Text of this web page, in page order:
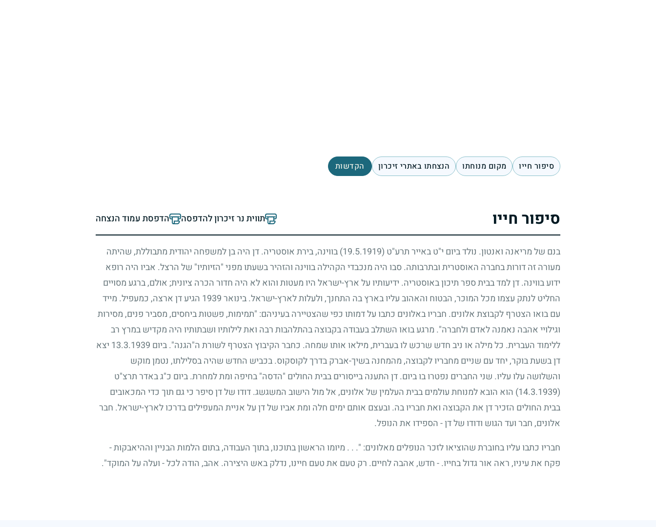
סיפור חייו מקום מנוחתו הנצחתו באתרי זיכרון הקדשות
סיפור חייו תווית נר זיכרון להדפסה הדפסת עמוד הנצחה
בנם של מריאנה ואנטון. נולד ביום י"ט באייר תרע"ט (19.5.1919)
בווינה, בירת אוסטריה. דן היה בן למשפחה יהודית מתבוללת, שהיתה
מעורה זה דורות בחברה האוסטרית ובתרבותה. סבו היה מנכבדי הקהילה בווינה והזהיר בשעתו מפני "הזיותיו" של הרצל. אביו היה רופא
ידוע בווינה. דן למד בבית ספר תיכון באוסטריה. ידיעותיו על ארץ-ישראל היו מעטות והוא לא היה חדור הכרה ציונית;אולם, ברגע מסויים
החליט לנתק עצמו מכל המוכר, הבטוח והאהוב עליו בארץ בה התחנך, ולעלות לארץ-ישראל. בינואר1939 הגיע דן ארצה, כמעפיל. מייד
עם בואו הצטרף לקבוצת אלונים. חבריו באלונים כתבו על דמותו כפי שהצטיירה בעיניהם: "תמימות, פשטות ביחסים, מסביר פנים, מסירות
וגילויי אהבה נאמנה לאדם ולחברה". מרגע בואו השתלב בעבודה בקבוצה בהתלהבות רבה ואת לילותיו ושבתותיו היה מקדיש במרץ רב
ללימוד העברית. כל מילה או ניב חדש שרכש לו בעברית, מילאו אותו שמחה. כחבר הקיבוץ הצטרף לשורת ה"הגנה". ביום 13.3.1939 יצא
דן בשעת בוקר, יחד עם שניים מחבריו לקבוצה, מהמחנה בשיך-אברק בדרך לקוסקוס. בכביש החדש שהיה בסלילתו, נטמן מוקש
והשלושה עלו עליו. שני החברים נפטרו בו ביום. דן התענה בייסורים בבית החולים "הדסה" בחיפה ומת למחרת. ביום כ"ג באדר תרצ"ט
(14.3.1939)
הוא הובא למנוחת עולמים בבית העלמין של אלונים, אל מול הישוב המשגשג. דודו של דן סיפר כי גם תוך כדי המכאובים
בבית החולים הזכיר דן את הקבוצה ואת חבריו בה. ובעצם אותם ימים חלה ומת אביו של דן על אניית המעפילים בדרכו לארץ-ישראל. חבר
אלונים, חבר ועד הגוש ודודו של דן - הספידו את הנופל.
חבריו כתבו עליו בחוברת שהוציאו לזכר הנופלים מאלונים: ". . . מיומו הראשון בתוכנו, בתוך העבודה, בתום הלמות הבניין וההיאבקות -
פקח את עיניו, ראה אור גדול בחייו. - חדש, אהבה לחיים. רק טעם את טעם חיינו, נדלק באש היצירה. אהב, הודה לכל - ועלה על המוקד".